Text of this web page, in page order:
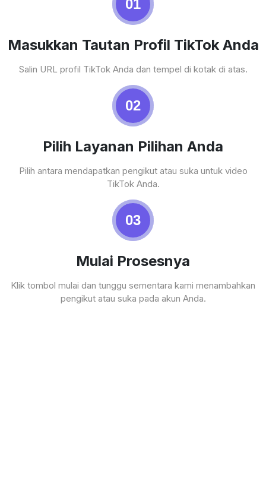
01
Masukkan Tautan Profil TikTok Anda
Salin URL profil TikTok Anda dan tempel di kotak di atas.
02
Pilih Layanan Pilihan Anda
Pilih antara mendapatkan pengikut atau suka untuk video
TikTok Anda.
03
Mulai Prosesnya
Klik tombol mulai dan tunggu sementara kami menambahkan
pengikut atau suka pada akun Anda.